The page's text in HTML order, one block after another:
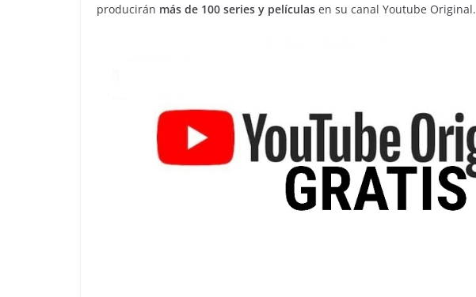
producirán más de 100 series y películas en su canal Youtube Original.